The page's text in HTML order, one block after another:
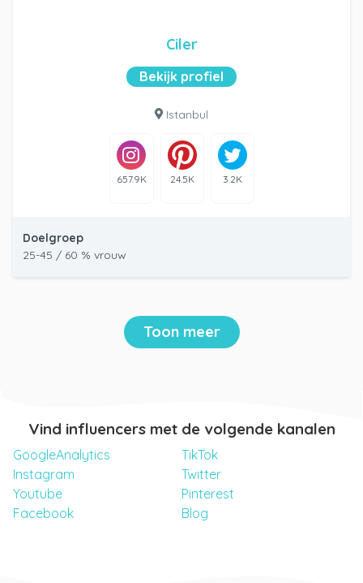
Ciler
Bekijk profiel
Istanbul
657.9K 24.5K 3.2K
Doelgroep
25-45 / 60 % vrouw
Toon meer
Vind influencers met de volgende kanalen
GoogleAnalytics
TikTok
Instagram
Twitter
Youtube
Pinterest
Facebook
Blog